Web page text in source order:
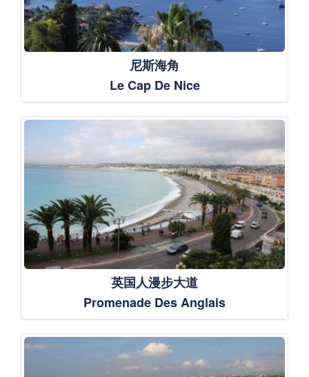
尼斯海角
Le Cap De Nice
英国人漫步大道
Promenade Des Anglais